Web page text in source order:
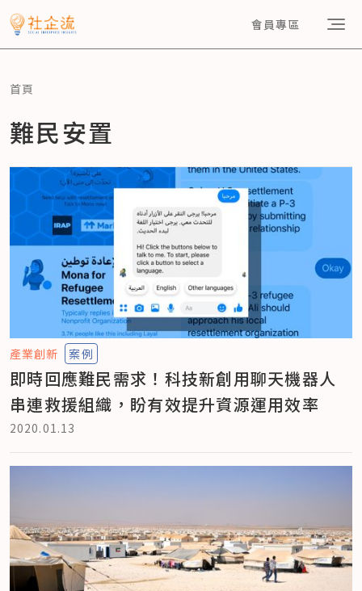
會員專區
首頁
難民安置
產業創新 案例
即時回應難民需求！科技新創用聊天機器人
串連救援組織，盼有效提升資源運用效率
2020.01.13